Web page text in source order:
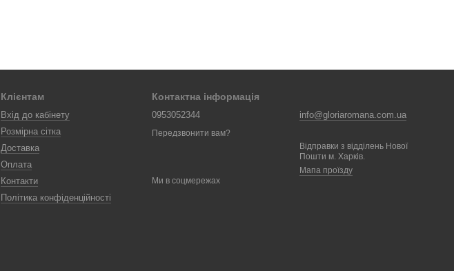
Клієнтам
Вхід до кабінету
Розмірна сітка
Доставка
Оплата
Контакти
Політика конфіденційності
Контактна інформація
0953052344
Передзвонити вам?
info@gloriaromana.com.ua
Відправки з відділень Нової
Пошти м. Харків.
Мапа проїзду
Ми в соцмережах